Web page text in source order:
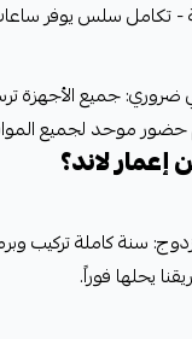
ضروري: جميع الأجهزة
سنة كاملة تركيب